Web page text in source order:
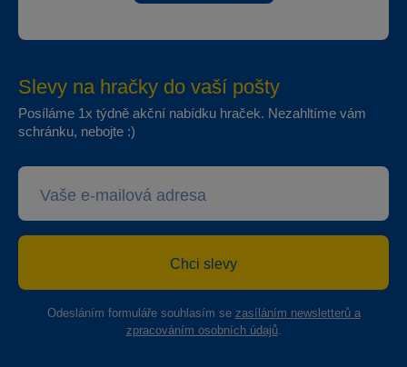
Slevy na hračky do vaší pošty
Posíláme 1x týdně akční nabídku hraček. Nezahltíme vám
schránku, nebojte :)
Chci slevy
Odesláním formuláře souhlasím se zasíláním newsletterů a
zpracováním osobních údajů.